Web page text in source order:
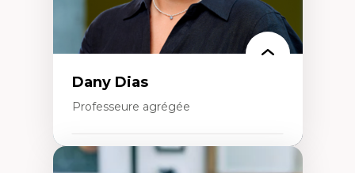
Dany Dias
Professeure agrégée